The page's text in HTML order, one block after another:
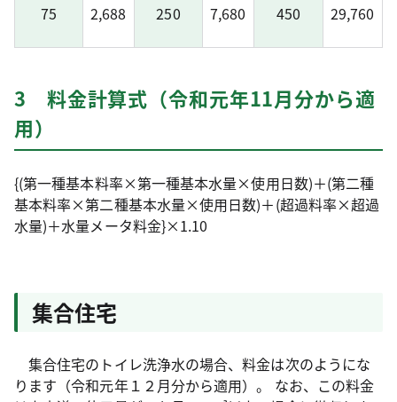
75 2,688 250 7,680 450 29,760
3 料金計算式（令和元年11月分から適
用）
{(第一種基本料率×第一種基本水量×使用日数)＋(第二種
基本料率×第二種基本水量×使用日数)＋(超過料率×超過
水量)＋水量メータ料金}×1.10
集合住宅
集合住宅のトイレ洗浄水の場合、料金は次のようにな
ります（令和元年１２月分から適用）。 なお、この料金